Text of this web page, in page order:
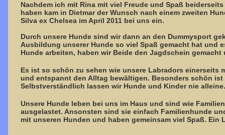
Nachdem ich mit Rina mit viel Freude und Spaß
haben kam in Dietmar der Wunsch nach einem zweiten
Silva ex Chelsea im April 2011 bei uns ein.
Durch unsere Hunde sind wir dann an den Dummysport
Ausbildung unserer Hunde so viel Spaß gemacht hat und
Hunde arbeiten, haben wir Beide den Jagdschein
Es ist so schön zu sehen wie unsere Labradors einerseits
und entspannt den Alltag bewältigen. Besonders schön
Selbstverständlich lassen wir Hunde und Kinder nie alleine.
Unsere Hunde leben bei uns im Haus und sind wie
ausgelastet. Ansonsten sind sie einfach Familienhunde
mit unseren Hunden und haben gemeinsam viel Spaß.